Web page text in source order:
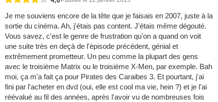
Je me souviens encore de la tête que je faisais en 2007, juste à la
sortie du cinéma. Ah, j'étais pas content. J'étais même dégouté.
Vous savez, c'est le genre de frustration qu'on a quand on voit
une suite très en deçà de l'épisode précédent, génial et
extrêmement prometteur. Un peu comme la plupart des gens
avec le troisième Matrix ou le troisième X-Men, par exemple. Bah
moi, ça m'a fait ça pour Pirates des Caraibes 3. Et pourtant, j'ai
fini par l'acheter en dvd (oui, elle est cool ma vie, hein ?) et je l'ai
réévalué au fil des années, après l'avoir vu de nombreuses fois